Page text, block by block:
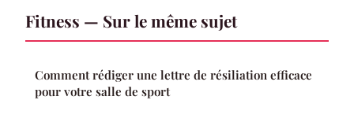
Fitness — Sur le même sujet
Comment rédiger une lettre de résiliation efficace
pour votre salle de sport